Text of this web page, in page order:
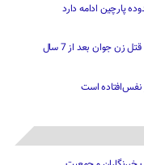
پارچین ادامه دارد
جوان بعد از 7 سال
نفس‌افتاده است